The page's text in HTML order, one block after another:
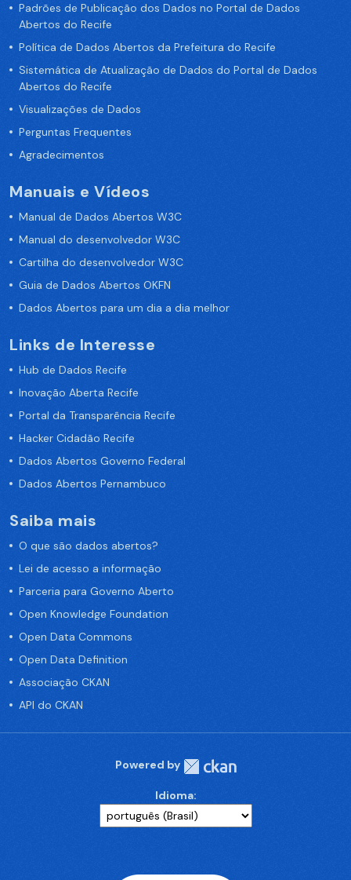
Padrões de Publicação dos Dados no Portal de Dados
Abertos do Recife
Política de Dados Abertos da Prefeitura do Recife
Sistemática de Atualização de Dados do Portal de Dados
Abertos do Recife
Visualizações de Dados
Perguntas Frequentes
Agradecimentos
Manuais e Vídeos
Manual de Dados Abertos W3C
Manual do desenvolvedor W3C
Cartilha do desenvolvedor W3C
Guia de Dados Abertos OKFN
Dados Abertos para um dia a dia melhor
Links de Interesse
Hub de Dados Recife
Inovação Aberta Recife
Portal da Transparência Recife
Hacker Cidadão Recife
Dados Abertos Governo Federal
Dados Abertos Pernambuco
Saiba mais
O que são dados abertos?
Lei de acesso a informação
Parceria para Governo Aberto
Open Knowledge Foundation
Open Data Commons
Open Data Definition
Associação CKAN
API do CKAN
Powered by
Idioma